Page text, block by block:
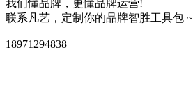
我们懂品牌，更懂品牌运营!
联系凡艺，定制你的品牌智胜工具包 ~
18971294838